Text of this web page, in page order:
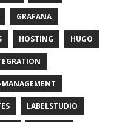
GRAFANA
HOSTING HUGO
LABELSTUDIO